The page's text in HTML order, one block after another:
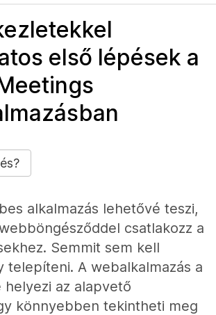
első lépések a
alkalmazás lehetővé teszi,
csatlakozz a
Semmit sem kell
telepíteni. A webalkalmazás a
helyezi az alapvető
könnyebben tekintheti meg